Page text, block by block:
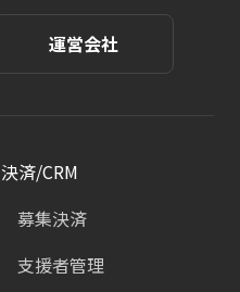
運営会社
決済/CRM
募集決済
支援者管理